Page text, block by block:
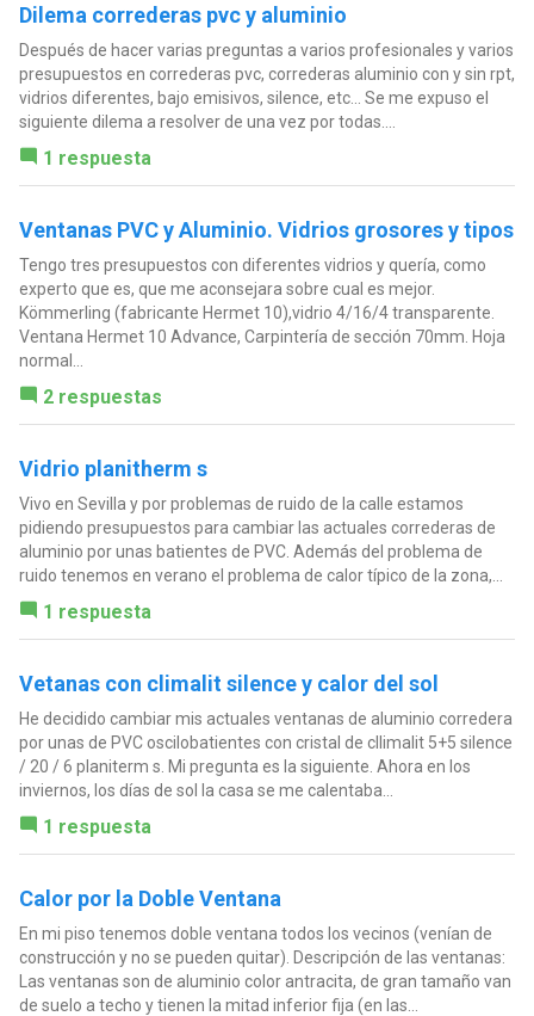
Dilema correderas pvc y aluminio
Después de hacer varias preguntas a varios profesionales y varios
presupuestos en correderas pvc, correderas aluminio con y sin rpt,
vidrios diferentes, bajo emisivos, silence, etc... Se me expuso el
siguiente dilema a resolver de una vez por todas....
1 respuesta
Ventanas PVC y Aluminio. Vidrios grosores y tipos
Tengo tres presupuestos con diferentes vidrios y quería, como
experto que es, que me aconsejara sobre cual es mejor.
Kömmerling (fabricante Hermet 10),vidrio 4/16/4 transparente.
Ventana Hermet 10 Advance, Carpintería de sección 70mm. Hoja
normal...
2 respuestas
Vidrio planitherm s
Vivo en Sevilla y por problemas de ruido de la calle estamos
pidiendo presupuestos para cambiar las actuales correderas de
aluminio por unas batientes de PVC. Además del problema de
ruido tenemos en verano el problema de calor típico de la zona,...
1 respuesta
Vetanas con climalit silence y calor del sol
He decidido cambiar mis actuales ventanas de aluminio corredera
por unas de PVC oscilobatientes con cristal de cllimalit 5+5 silence
/ 20 / 6 planiterm s. Mi pregunta es la siguiente. Ahora en los
inviernos, los días de sol la casa se me calentaba...
1 respuesta
Calor por la Doble Ventana
En mi piso tenemos doble ventana todos los vecinos (venían de
construcción y no se pueden quitar). Descripción de las ventanas:
Las ventanas son de aluminio color antracita, de gran tamaño van
de suelo a techo y tienen la mitad inferior fija (en las...